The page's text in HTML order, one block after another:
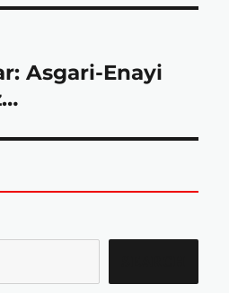
Asgari-Enayi